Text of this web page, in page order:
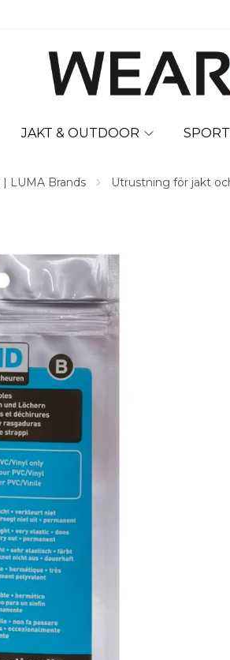
JAKT & OUTDOOR
LUMA Brands Utrustning för jakt